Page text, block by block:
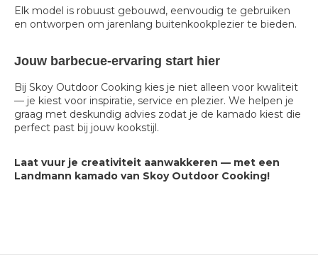
Elk model is robuust gebouwd, eenvoudig te gebruiken
en ontworpen om jarenlang buitenkookplezier te bieden.
Jouw barbecue-ervaring start hier
Bij Skoy Outdoor Cooking kies je niet alleen voor kwaliteit
— je kiest voor inspiratie, service en plezier. We helpen je
graag met deskundig advies zodat je de kamado kiest die
perfect past bij jouw kookstijl.
Laat vuur je creativiteit aanwakkeren — met een
Landmann kamado van Skoy Outdoor Cooking!